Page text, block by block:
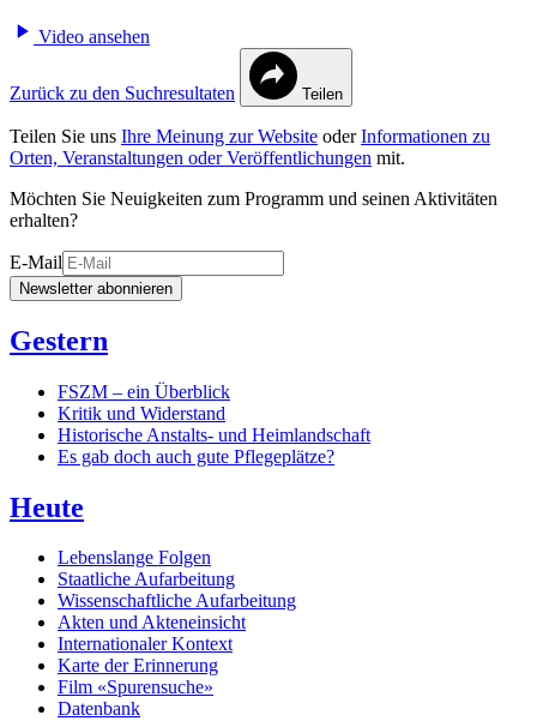
Video ansehen
Zurück zu den Suchresultaten Teilen
Teilen Sie uns Ihre Meinung zur Website oderInformationen zu
Orten, Veranstaltungen oder Veröffentlichungen mit.
Möchten Sie Neuigkeiten zum Programm und seinen Aktivitäten
erhalten?
E-Mail
Newsletter abonnieren
Gestern
FSZM – ein Überblick
Kritik und Widerstand
Historische Anstalts- und Heimlandschaft
Es gab doch auch gute Pflegeplätze?
Heute
Lebenslange Folgen
Staatliche Aufarbeitung
Wissenschaftliche Aufarbeitung
Akten und Akteneinsicht
Internationaler Kontext
Karte der Erinnerung
Film «Spurensuche»
Datenbank